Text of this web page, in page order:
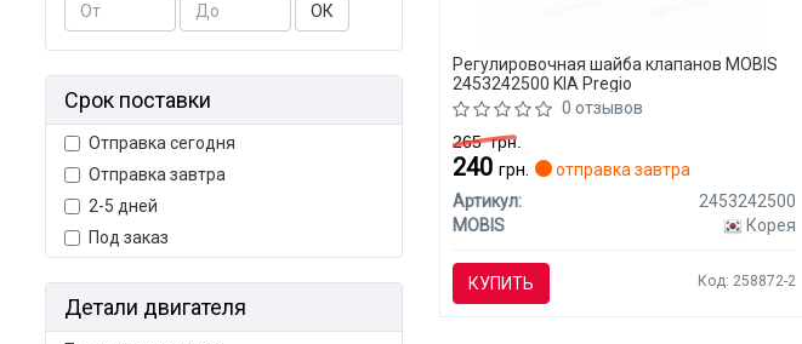
ОК
Срок поставки
Отправка сегодня
Отправка завтра
2-5 дней
Под заказ
Детали двигателя
Регулировочная шайба клапанов MOBIS
2453242500 KIA Pregio
0 отзывов
265грн.
240 грн.
отправка завтра
Артикул:
2453242500
MOBIS
Корея
КУПИТЬ Код: 258872-2